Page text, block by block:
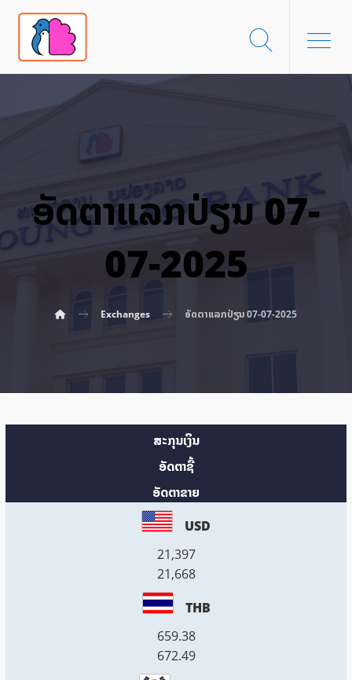
ອັດ​ຕາ​ແລກ​ປ່ຽນ 07-
07-2025
Exchanges ອັດ​ຕາ​ແລກ​ປ່ຽນ 07-07-2025
ສະກຸນເງິນ
ອັດຕາຊື້
ອັດຕາຂາຍ
USD
21,397
21,668
THB
659.38
672.49